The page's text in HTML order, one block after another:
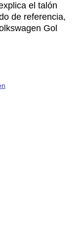
el talón
de referencia,
Gol